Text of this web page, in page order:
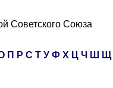
Советского Союза
П Р С Т У Ф Х Ц Ч Ш Щ